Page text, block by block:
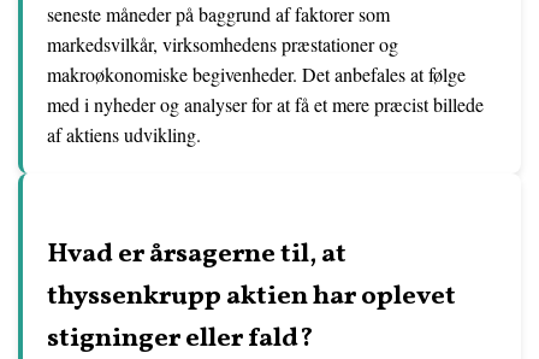
seneste måneder på baggrund af faktorer som
markedsvilkår, virksomhedens præstationer og
makroøkonomiske begivenheder. Det anbefales at følge
med i nyheder og analyser for at få et mere præcist billede
af aktiens udvikling.
Hvad er årsagerne til, at
thyssenkrupp aktien har oplevet
stigninger eller fald?